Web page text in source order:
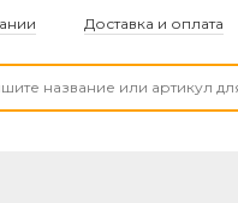
Доставка и оплата